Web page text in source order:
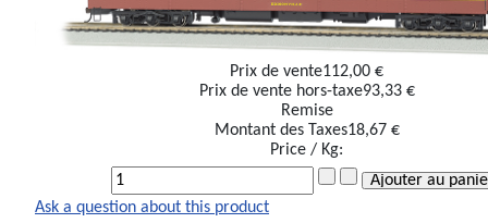
Prix ​​de vente112,00 €
Prix de vente hors-taxe93,33 €
Remise
Montant des Taxes18,67 €
Price / Kg:
Ask a question about this product